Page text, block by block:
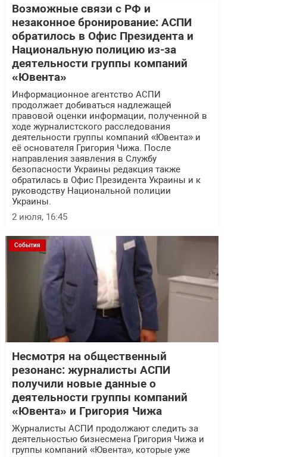
Возможные связи с РФ и
незаконное бронирование: АСПИ
обратилось в Офис Президента и
Национальную полицию из-за
деятельности группы компаний
«Ювента»
Информационное агентство АСПИ
продолжает добиваться надлежащей
правовой оценки информации, полученной в
ходе журналистского расследования
деятельности группы компаний «Ювента» и
её основателя Григория Чижа. После
направления заявления в Службу
безопасности Украины редакция также
обратилась в Офис Президента Украины и к
руководству Национальной полиции
Украины.
2 июля, 16:45
События
Несмотря на общественный
резонанс: журналисты АСПИ
получили новые данные о
деятельности группы компаний
«Ювента» и Григория Чижа
Журналисты АСПИ продолжают следить за
деятельностью бизнесмена Григория Чижа и
группы компаний «Ювента», которые уже